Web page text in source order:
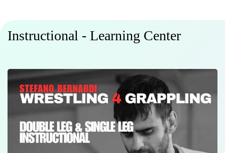
Instructional - Learning Center